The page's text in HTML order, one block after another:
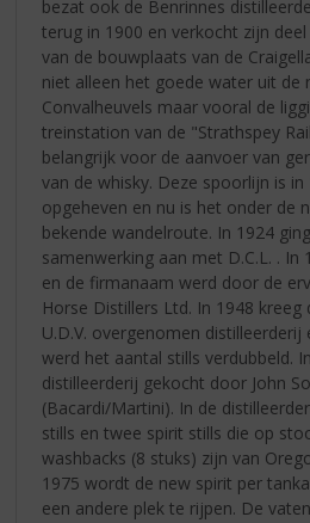
bezat ook de Benrinnes
terug in 1900 en verkocht zijn
van de bouwplaats van de
niet alleen het goede water uit de
Convalheuvels maar vooral de
treinstation van de "Strathspey
belangrijk voor de aanvoer van
van de whisky. Deze spoorlijn is in
opgeheven en nu is het onder de
bekende wandelroute. In 1924
samenwerking aan met D.C.L. . In
en de firmanaam werd door de
Horse Distillers Ltd. In 1948
U.D.V. overgenomen
werd het aantal stills verdubbeld.
distilleerderij gekocht door John
(Bacardi/Martini). In de
stills en twee spirit stills die op
washbacks (8 stuks) zijn van
1975 wordt de new spirit per
een andere plek te rijpen. De